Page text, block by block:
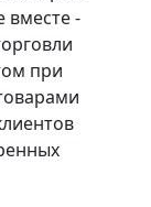
вместе -
при